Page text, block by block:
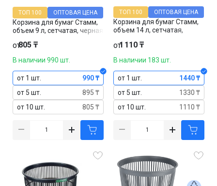
Корзина для бумаг Стамм,
объем 9 л, сетчатая, черная
ТОП 100 ОПТОВАЯ ЦЕНА
от805 ₸
В наличии 990 шт.
от 1 шт.
990 ₸
от 5 шт.
895 ₸
от 10 шт.
805 ₸
Корзина для бумаг Стамм,
объем 14 л, сетчатая,
ТОП 100 ОПТОВАЯ ЦЕНА
от1 110 ₸
В наличии 183 шт.
от 1 шт.
1440 ₸
от 5 шт.
1330 ₸
от 10 шт.
1110 ₸